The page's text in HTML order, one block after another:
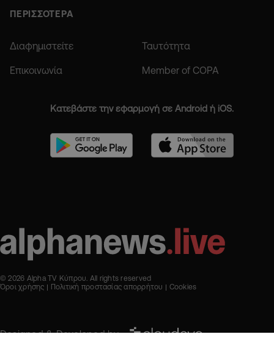
ΠΕΡΙΣΣΟΤΕΡΑ
Διαφημιστείτε Ταυτότητα
Επικοινωνία Member of COPA
Κατεβάστε την εφαρμογή σε Android ή iOS.
© 2026 Alpha TV Κύπρου. All rights reserved
Όροι χρήσης
Πολιτική προστασίας απορρήτου Cookies
Designed & Developed by